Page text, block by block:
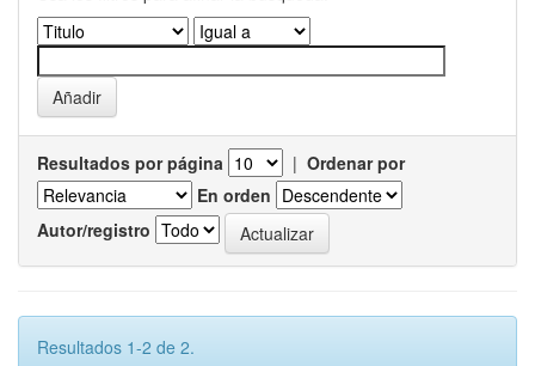
Resultados por página | Ordenar por
En orden
Autor/registro
Resultados 1-2 de 2.